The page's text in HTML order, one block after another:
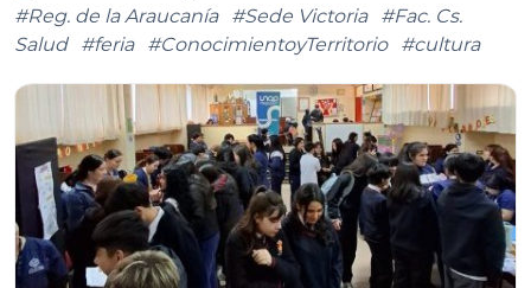
#Reg. de la Araucanía #Sede Victoria
#Fac. Cs.
Salud
#feria #ConocimientoyTerritorio #cultura